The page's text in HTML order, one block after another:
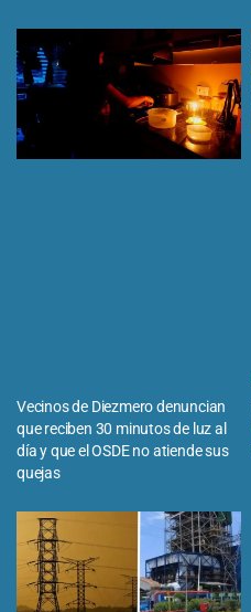
Vecinos de Diezmero denuncian
que reciben 30 minutos de luz al
día y que el OSDE no atiende sus
quejas